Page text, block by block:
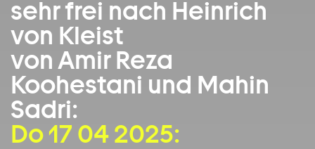
sehr frei nach Heinrich
von Kleist
von Amir Reza
Koohestani und Mahin
Sadri:
Do 17 04 2025: